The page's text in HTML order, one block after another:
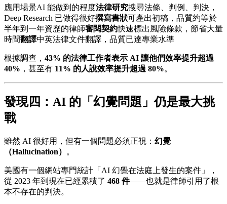
應用場景AI 能做到的程度法律研究搜尋法條、判例、判決，
Deep Research 已做得很好撰寫書狀可產出初稿，品質約等於
半年到一年資歷的律師審閱契約快速標出風險條款，節省大量
時間翻譯中英法律文件翻譯，品質已達專業水準
根據調查， 43% 的法律工作者表示 AI 讓他們效率提升超過
40% ，甚至有 11% 的人說效率提升超過 80%。
發現四：AI 的「幻覺問題」仍是最大挑
戰
雖然 AI 很好用，但有一個問題必須正視： 幻覺
（Hallucination）
。
美國有一個網站專門統計「AI 幻覺在法庭上發生的案件」，
從 2023 年到現在已經累積了 468 件——也就是律師引用了根
本不存在的判決。